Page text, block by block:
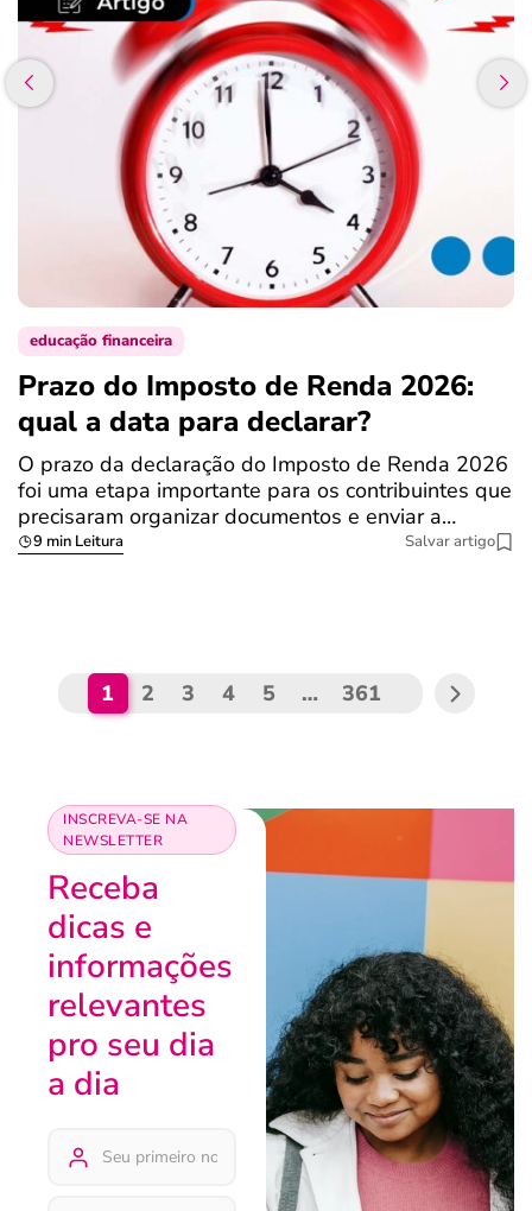
educação financeira
Prazo do Imposto de Renda 2026:
qual a data para declarar?
O prazo da declaração do Imposto de Renda 2026
foi uma etapa importante para os contribuintes que
precisaram organizar documentos e enviar a…
9 min Leitura Salvar artigo
1 2 3 4 5 … 361
INSCREVA-SE NA
NEWSLETTER
Receba
dicas e
informações
relevantes
pro seu dia
a dia